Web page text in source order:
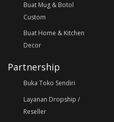
Buat Mug & Botol
Custom
Buat Home & Kitchen
Decor
Partnership
Buka Toko Sendiri
Layanan Dropship /
Reseller